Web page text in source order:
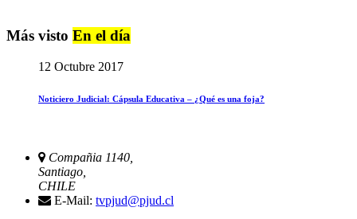
Más visto En el día
12 Octubre 2017
Noticiero Judicial: Cápsula Educativa – ¿Qué es una foja?
Compañia 1140,
Santiago,
CHILE
E-Mail: tvpjud@pjud.cl